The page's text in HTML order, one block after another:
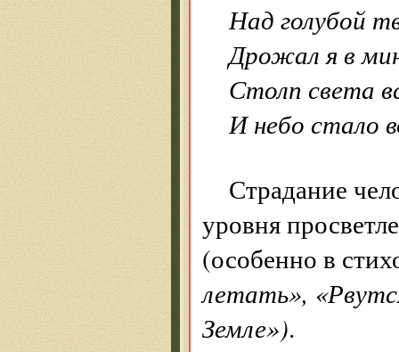
Над голубой
Дрожал я в
Столп света
И небо стало
Страдание
уровня
(особенно в
летать»,
Земле»).